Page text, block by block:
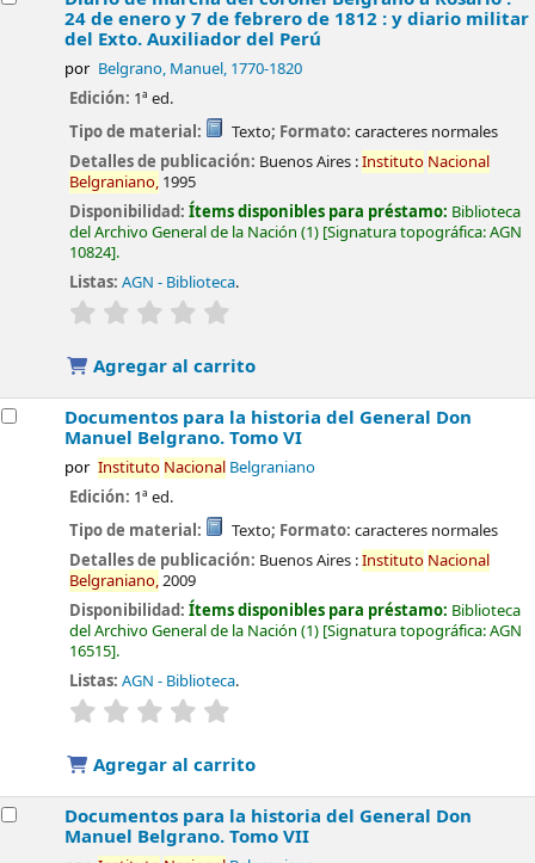
24 de enero y 7 de febrero de 1812 : y diario militar
del Exto. Auxiliador del Perú
por Belgrano, Manuel, 1770-1820
Edición: 1ª ed.
Tipo de material:
Texto; Formato: caracteres normales
Detalles de publicación: Buenos Aires :Instituto Nacional
Belgraniano, 1995
Disponibilidad:Ítems disponibles para préstamo: Biblioteca
del Archivo General de la Nación (1) Signatura topográfica:AGN
10824 .
Listas: AGN - Biblioteca.
valoración
Agregar al carrito
Documentos para la historia del General Don
Manuel Belgrano. Tomo VI
por Instituto NacionalBelgraniano
Edición: 1ª ed.
Tipo de material:
Texto; Formato: caracteres normales
Detalles de publicación: Buenos Aires :Instituto Nacional
Belgraniano,2009
Disponibilidad:Ítems disponibles para préstamo: Biblioteca
del Archivo General de la Nación (1) Signatura topográfica:AGN
16515 .
Listas: AGN - Biblioteca.
valoración
Agregar al carrito
Documentos para la historia del General Don
Manuel Belgrano. Tomo VII